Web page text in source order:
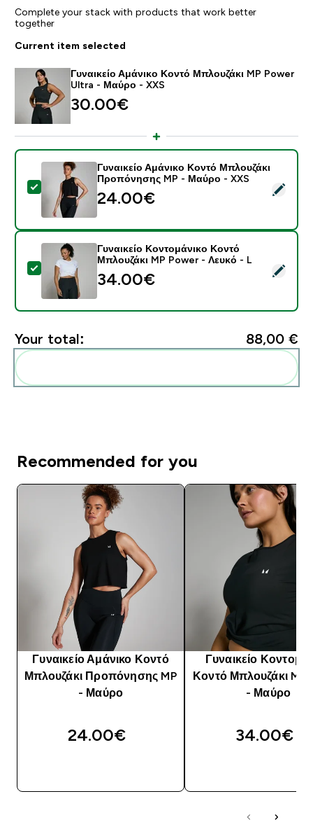
Complete your stack with products that work better
together
Current item selected
Γυναικείο Αμάνικο Κοντό Μπλουζάκι MP Power
Ultra - Μαύρο - XXS
30.00€‎
Select this product - Γυναικείο Αμάνικο Κοντό
Γυναικείο Αμάνικο Κοντό Μπλουζάκι
Προπόνησης MP - Μαύρο - XXS
24.00€‎
Select this product - Γυναικείο Κοντομάνικο Κοντό
Γυναικείο Κοντομάνικο Κοντό
Μπλουζάκι MP Power - Λευκό - L
34.00€‎
Your total: 88,00 €‎
Recommended for you
Γυναικείο Αμάνικο Κοντό
Μπλουζάκι Προπόνησης MP
- Μαύρο
24.00€‎
Γυναικείο
Κοντό Μπλουζάκι MP
- Μαύρο
34.00€‎